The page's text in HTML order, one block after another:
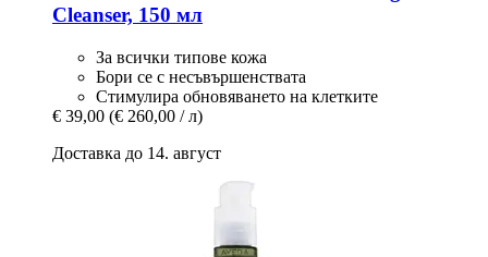
Cleanser, 150 мл
За всички типове кожа
Бори се с несъвършенствата
Стимулира обновяването на клетките
€ 39,00 (€ 260,00 / л)
Доставка до 14. август